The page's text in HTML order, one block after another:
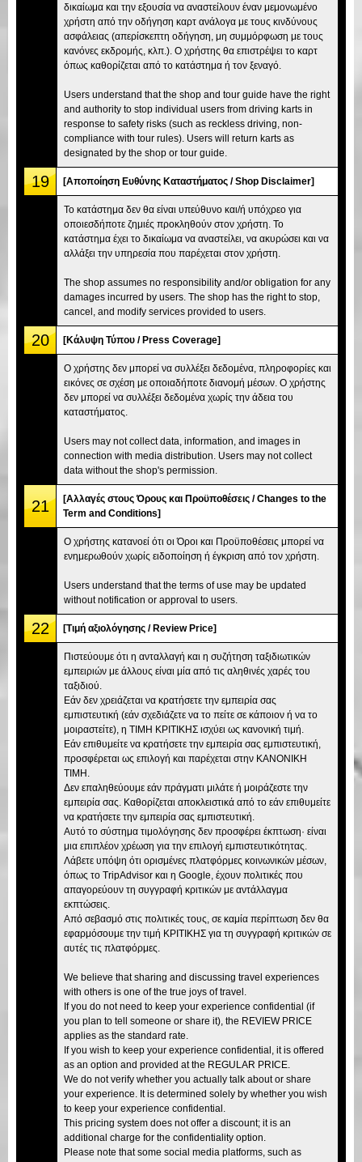
δικαίωμα και την εξουσία να αναστείλουν έναν μεμονωμένο
χρήστη από την οδήγηση καρτ ανάλογα με τους κινδύνους
ασφάλειας (απερίσκεπτη οδήγηση, μη συμμόρφωση με τους
κανόνες εκδρομής, κλπ.). Ο χρήστης θα επιστρέψει το καρτ
όπως καθορίζεται από το κατάστημα ή τον ξεναγό.
Users understand that the shop and tour guide have the right
and authority to stop individual users from driving karts in
response to safety risks (such as reckless driving, non-
compliance with tour rules). Users will return karts as
designated by the shop or tour guide.
19 [Αποποίηση Ευθύνης Καταστήματος / Shop Disclaimer]
Το κατάστημα δεν θα είναι υπεύθυνο και/ή υπόχρεο για
οποιεσδήποτε ζημιές προκληθούν στον χρήστη. Το
κατάστημα έχει το δικαίωμα να αναστείλει, να ακυρώσει και να
αλλάξει την υπηρεσία που παρέχεται στον χρήστη.
The shop assumes no responsibility and/or obligation for any
damages incurred by users. The shop has the right to stop,
cancel, and modify services provided to users.
20 [Κάλυψη Τύπου / Press Coverage]
Ο χρήστης δεν μπορεί να συλλέξει δεδομένα, πληροφορίες και
εικόνες σε σχέση με οποιαδήποτε διανομή μέσων. Ο χρήστης
δεν μπορεί να συλλέξει δεδομένα χωρίς την άδεια του
καταστήματος.
Users may not collect data, information, and images in
connection with media distribution. Users may not collect
data without the shop's permission.
21
[Αλλαγές στους Όρους και Προϋποθέσεις / Changes to the
Term and Conditions]
Ο χρήστης κατανοεί ότι οι Όροι και Προϋποθέσεις μπορεί να
ενημερωθούν χωρίς ειδοποίηση ή έγκριση από τον χρήστη.
Users understand that the terms of use may be updated
without notification or approval to users.
22 [Τιμή αξιολόγησης / Review Price]
Πιστεύουμε ότι η ανταλλαγή και η συζήτηση ταξιδιωτικών
εμπειριών με άλλους είναι μία από τις αληθινές χαρές του
ταξιδιού.
Εάν δεν χρειάζεται να κρατήσετε την εμπειρία σας
εμπιστευτική (εάν σχεδιάζετε να το πείτε σε κάποιον ή να το
μοιραστείτε), η ΤΙΜΗ ΚΡΙΤΙΚΗΣ ισχύει ως κανονική τιμή.
Εάν επιθυμείτε να κρατήσετε την εμπειρία σας εμπιστευτική,
προσφέρεται ως επιλογή και παρέχεται στην ΚΑΝΟΝΙΚΗ
ΤΙΜΗ.
Δεν επαληθεύουμε εάν πράγματι μιλάτε ή μοιράζεστε την
εμπειρία σας. Καθορίζεται αποκλειστικά από το εάν επιθυμείτε
να κρατήσετε την εμπειρία σας εμπιστευτική.
Αυτό το σύστημα τιμολόγησης δεν προσφέρει έκπτωση· είναι
μια επιπλέον χρέωση για την επιλογή εμπιστευτικότητας.
Λάβετε υπόψη ότι ορισμένες πλατφόρμες κοινωνικών μέσων,
όπως το TripAdvisor και η Google, έχουν πολιτικές που
απαγορεύουν τη συγγραφή κριτικών με αντάλλαγμα
εκπτώσεις.
Από σεβασμό στις πολιτικές τους, σε καμία περίπτωση δεν θα
εφαρμόσουμε την τιμή ΚΡΙΤΙΚΗΣ για τη συγγραφή κριτικών σε
αυτές τις πλατφόρμες.
We believe that sharing and discussing travel experiences
with others is one of the true joys of travel.
If you do not need to keep your experience confidential (if
you plan to tell someone or share it), the REVIEW PRICE
applies as the standard rate.
If you wish to keep your experience confidential, it is offered
as an option and provided at the REGULAR PRICE.
We do not verify whether you actually talk about or share
your experience. It is determined solely by whether you wish
to keep your experience confidential.
This pricing system does not offer a discount; it is an
additional charge for the confidentiality option.
Please note that some social media platforms, such as